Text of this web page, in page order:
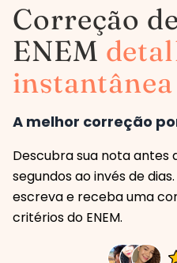
Correção
ENEM
instantânea
A melhor correção
Descubra sua nota antes
segundos ao invés de
escreva e receba uma
critérios do ENEM.